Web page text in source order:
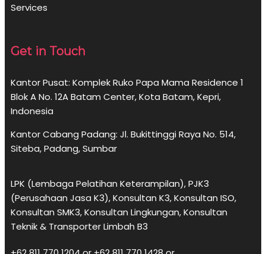
Services
Get in Touch
Kantor Pusat: Komplek Ruko Papa Mama Residence 1
Blok A No. 12A Batam Center, Kota Batam, Kepri,
Indonesia
Kantor Cabang Padang: Jl. Bukittinggi Raya No. 514,
Siteba, Padang, Sumbar
LPK (Lembaga Pelatihan Keterampilan), PJK3
(Perusahaan Jasa K3), Konsultan K3, Konsultan ISO,
Konsultan SMK3, Konsultan Lingkungan, Konsultan
Teknik & Transporter Limbah B3